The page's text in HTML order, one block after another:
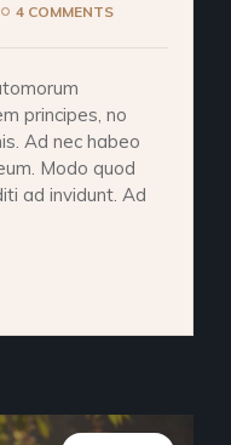
4 COMMENTS
principes, no
Ad nec habeo
Modo quod
ad invidunt. Ad